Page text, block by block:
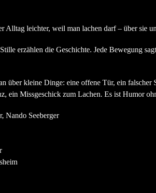
Alltag leichter, weil man lachen darf – über sie
erzählen die Geschichte. Jede Bewegung
über kleine Dinge: eine offene Tür, ein
ein Missgeschick zum Lachen. Es ist Humor
Nando Seeberger